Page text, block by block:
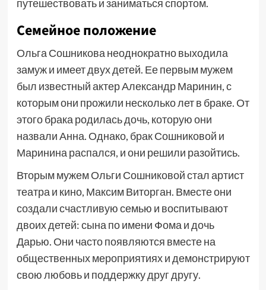
путешествовать и заниматься спортом.
Семейное положение
Ольга Сошникова неоднократно выходила
замуж и имеет двух детей. Ее первым мужем
был известный актер Александр Маринин, с
которым они прожили несколько лет в браке. От
этого брака родилась дочь, которую они
назвали Анна. Однако, брак Сошниковой и
Маринина распался, и они решили разойтись.
Вторым мужем Ольги Сошниковой стал артист
театра и кино, Максим Виторган. Вместе они
создали счастливую семью и воспитывают
двоих детей: сына по имени Фома и дочь
Дарью. Они часто появляются вместе на
общественных мероприятиях и демонстрируют
свою любовь и поддержку друг другу.